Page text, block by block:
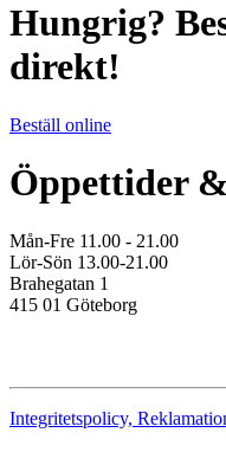
Hungrig?
direkt!
Beställ online
Öppettider
Mån-Fre 11.00 - 21.00
Lör-Sön 13.00-21.00
Brahegatan 1
415 01 Göteborg
Integritetspolicy,